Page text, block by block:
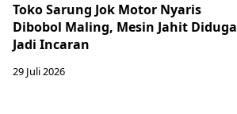
Toko Sarung Jok Motor Nyaris
Dibobol Maling, Mesin Jahit Diduga
Jadi Incaran
29 Juli 2026